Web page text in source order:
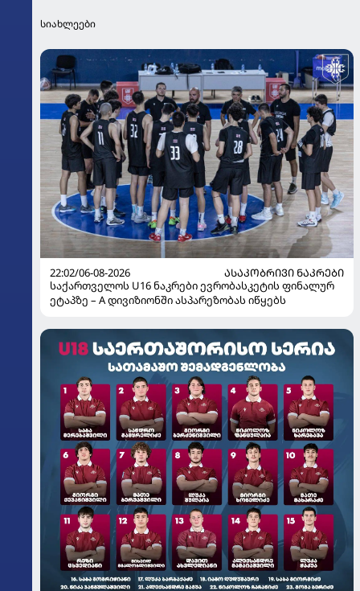
სიახლეები
22:02/06-08-2026
ᲐᲡᲐᲙᲝᲑᲠᲘᲕᲘ ᲜᲐᲙᲠᲔᲑᲘ
საქართველოს U16 ნაკრები ევრობასკეტის ფინალურ
ეტაპზე – A დივიზიონში ასპარეზობას იწყებს